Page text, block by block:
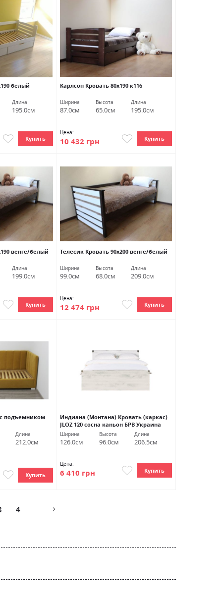
белый
Длина
195.0см
Купить
Карлсон Кровать 80х190 к116
Ширина
87.0см
Высота
65.0см
Длина
195.0см
Цена:
10 432 грн Купить
венге/белый
Длина
199.0см
Купить
Телесик Кровать 90х200 венге/белый
Ширина
99.0см
Высота
68.0см
Длина
209.0см
Цена:
12 474 грн Купить
подъемником
Длина
212.0см
Купить
Индиана (Монтана) Кровать (каркас)
JLOZ 120 сосна каньон БРВ Украина
Ширина
126.0см
Высота
96.0см
Длина
206.5см
Цена:
6 410 грн Купить
4